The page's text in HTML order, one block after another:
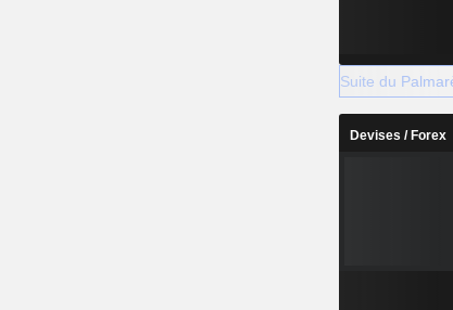
Suite du
Devises / Forex